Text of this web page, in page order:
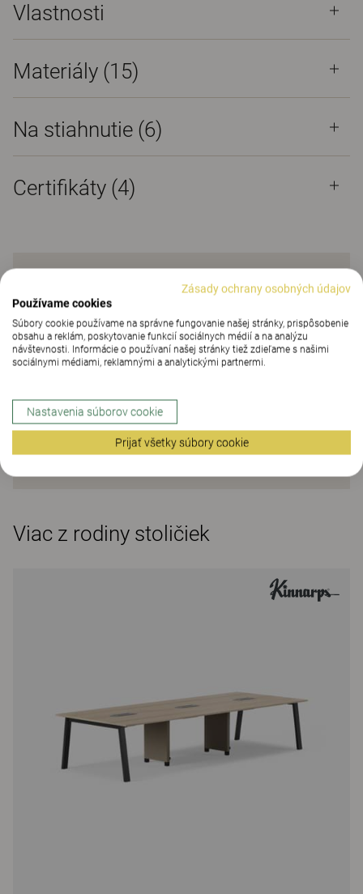
Vlastnosti
Materiály (15)
Na stiahnutie (6)
Certifikáty (4)
Viac z rodiny stoličiek
Zásady ochrany osobných údajov
Používame cookies
Súbory cookie používame na správne fungovanie našej stránky, prispôsobenie
obsahu a reklám, poskytovanie funkcií sociálnych médií a na analýzu
návštevnosti. Informácie o používaní našej stránky tiež zdieľame s našimi
sociálnymi médiami, reklamnými a analytickými partnermi.
Nastavenia súborov cookie
Prijať všetky súbory cookie